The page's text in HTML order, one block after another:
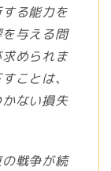
る能力を
与える問
められま
ことは、
ない損失
戦争が続